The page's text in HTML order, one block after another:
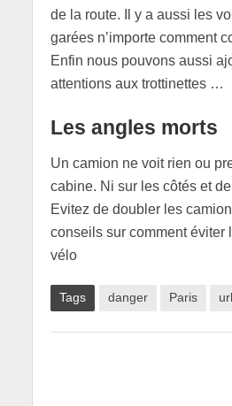
de la route. Il y a aussi les
garées n’importe comment
Enfin nous pouvons aussi
attentions aux trottinettes …
Les angles morts
Un camion ne voit rien ou
cabine. Ni sur les côtés et
Evitez de doubler les
conseils sur comment éviter
vélo
Tags danger Paris